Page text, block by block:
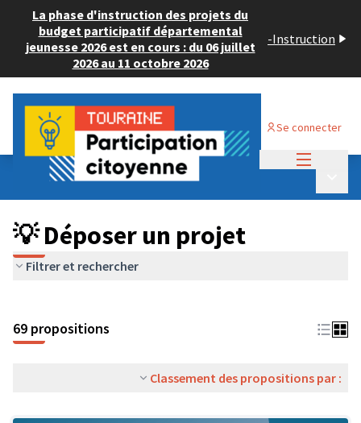
La phase d'instruction des projets du
budget participatif départemental
jeunesse 2026 est en cours : du 06 juillet
2026 au 11 octobre 2026
-Instruction
Se connecter
Budget Participatif ADULTE 2024
💡 Déposer un projet
💡 Déposer un projet
Filtrer et rechercher
69 propositions
Classement des propositions par :